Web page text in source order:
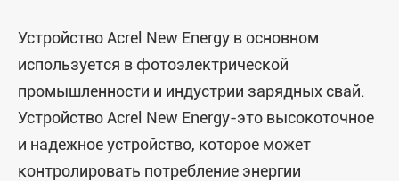
Устройство Acrel New Energy в основном
используется в фотоэлектрической
промышленности и индустрии зарядных свай.
Устройство Acrel New Energy-это высокоточное
и надежное устройство, которое может
контролировать потребление энергии